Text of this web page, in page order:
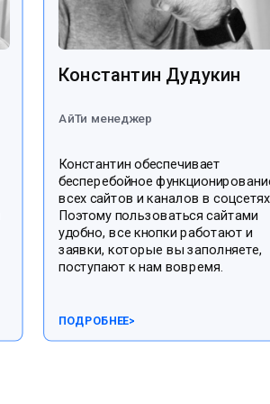
Константин Дудукин
АйТи менеджер
Константин обеспечивает
бесперебойное
всех сайтов и каналов в
Поэтому пользоваться сайтами
удобно, все кнопки работают и
заявки, которые вы заполняете,
поступают к нам вовремя.
ПОДРОБНЕЕ>
Помочь фонду
Отзывы
Блог